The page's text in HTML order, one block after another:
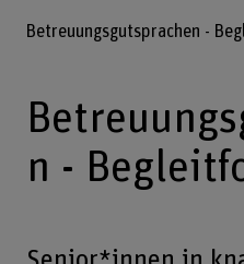
Betreuungsgutsprachen -
n -